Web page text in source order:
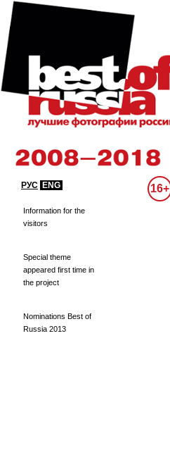
РУС ENG 16+
Information for the
visitors
Special theme
appeared first time in
the project
Nominations Best of
Russia 2013
309 310 311